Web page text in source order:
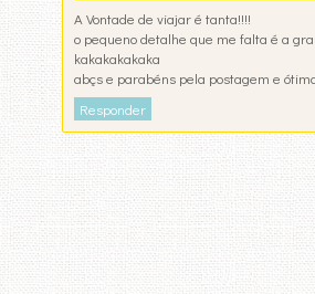
A Vontade de viajar é tanta!!!!
o pequeno detalhe que me falta é a
kakakakakaka
abçs e parabéns pela postagem e
Responder